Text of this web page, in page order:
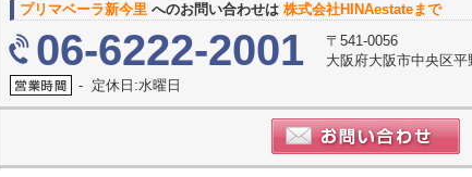
プリマベーラ新今里 へのお問い合わせは 株式会社HINAestateまで
06-6222-2001
〒541-0056
大阪府大阪市中央区平
- 定休日:水曜日